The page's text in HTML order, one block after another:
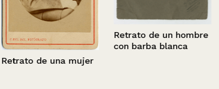
Retrato de una mujer
Retrato de un hombre
con barba blanca